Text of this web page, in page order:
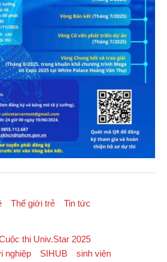
Thế giới trẻ Tin tức
thi Univ.Star 2025
nghiệp SIHUB
sinh viên